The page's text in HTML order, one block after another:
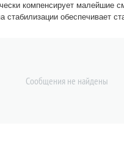
компенсирует
обеспечивает
Сообщения не найдены